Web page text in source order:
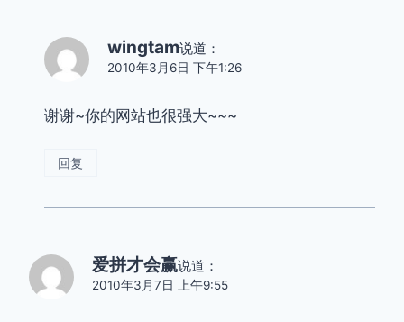
wingtam说道：
2010年3月6日 下午1:26
谢谢~你的网站也很强大~~~
回复
爱拼才会赢说道：
2010年3月7日 上午9:55